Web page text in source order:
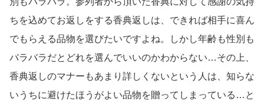
ちを込めてお返しをする香典返しは、できれば相手に喜ん
でもらえる品物を選びたいですよね。しかし年齢も性別も
バラバラだとどれを選んでいいのかわからない…その上、
香典返しのマナーもあまり詳しくないという人は、知らな
いうちに避けたほうがよい品物を贈ってしまっている…と